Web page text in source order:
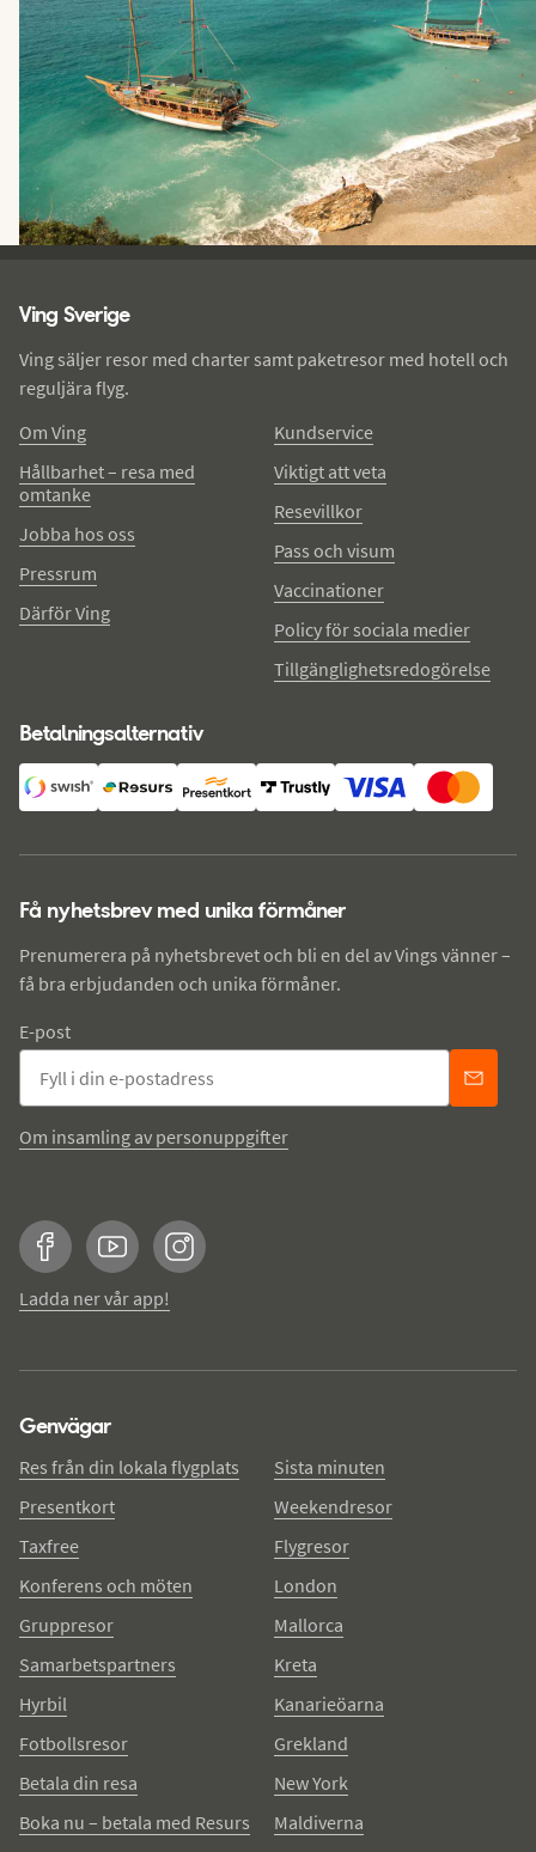
Ving Sverige
Ving säljer resor med charter samt paketresor med hotell och
reguljära flyg.
Om Ving
Hållbarhet – resa med
omtanke
Jobba hos oss
Pressrum
Därför Ving
Kundservice
Viktigt att veta
Resevillkor
Pass och visum
Vaccinationer
Policy för sociala medier
Tillgänglighetsredogörelse
Betalningsalternativ
Få nyhetsbrev med unika förmåner
Prenumerera på nyhetsbrevet och bli en del av Vings vänner –
få bra erbjudanden och unika förmåner.
E-post
Om insamling av personuppgifter
FacebookYouTubeInstagram
Ladda ner vår app!
Genvägar
Res från din lokala flygplats
Presentkort
Taxfree
Konferens och möten
Gruppresor
Samarbetspartners
Hyrbil
Fotbollsresor
Betala din resa
Boka nu – betala med Resurs
Sista minuten
Weekendresor
Flygresor
London
Mallorca
Kreta
Kanarieöarna
Grekland
New York
Maldiverna